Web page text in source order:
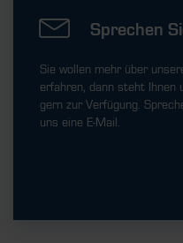
Sprechen
Sie wollen mehr über
erfahren, dann steht Ihnen
gern zur Verfügung.
uns eine E-Mail.